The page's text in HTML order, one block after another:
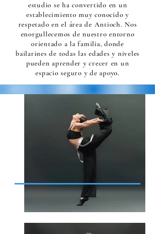
estudio se ha convertido en un
establecimiento muy conocido y
respetado en el área de Antioch. Nos
enorgullecemos de nuestro entorno
orientado a la familia, donde
bailarines de todas las edades y niveles
pueden aprender y crecer en un
espacio seguro y de apoyo.